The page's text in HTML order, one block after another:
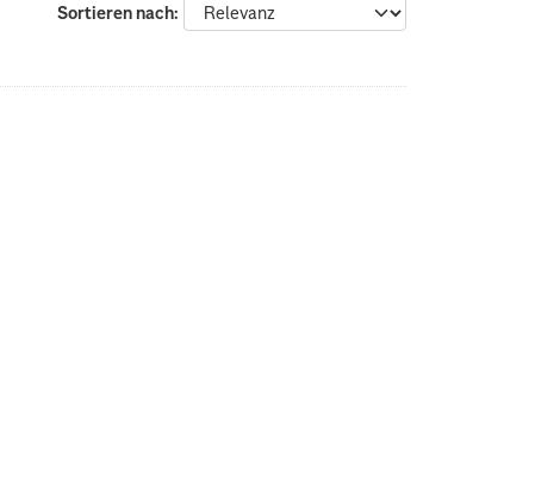
Sortieren nach